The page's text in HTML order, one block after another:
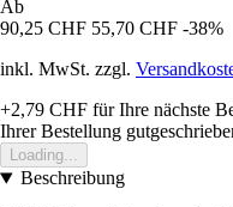
Ab
90,25 CHF 55,70 CHF -38%
inkl. MwSt. zzgl.
+2,79 CHF für Ihre nächste
Ihrer Bestellung
Loading...
Beschreibung